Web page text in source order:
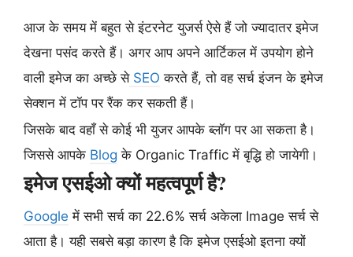
आज के समय में बहुत से इंटरनेट युजर्स ऐसे हैं जो ज्यादातर इमेज
देखना पसंद करते हैं। अगर आप अपने आर्टिकल में उपयोग होने
वाली इमेज का अच्छे सेSEO करते हैं, तो वह सर्च इंजन के इमेज
सेक्शन में टॉप पर रैंक कर सकती हैं।
जिसके बाद वहाँ से कोई भी युजर आपके ब्लॉग पर आ सकता है।
जिससे आपके Blog के Organic Traffic में बृद्धि हो जायेगी।
इमेज एसईओ क्यों महत्वपूर्ण है?
Google में सभी सर्च का 22.6% सर्च अकेला Image सर्च से
आता है। यही सबसे बड़ा कारण है कि इमेज एसईओ इतना क्यों